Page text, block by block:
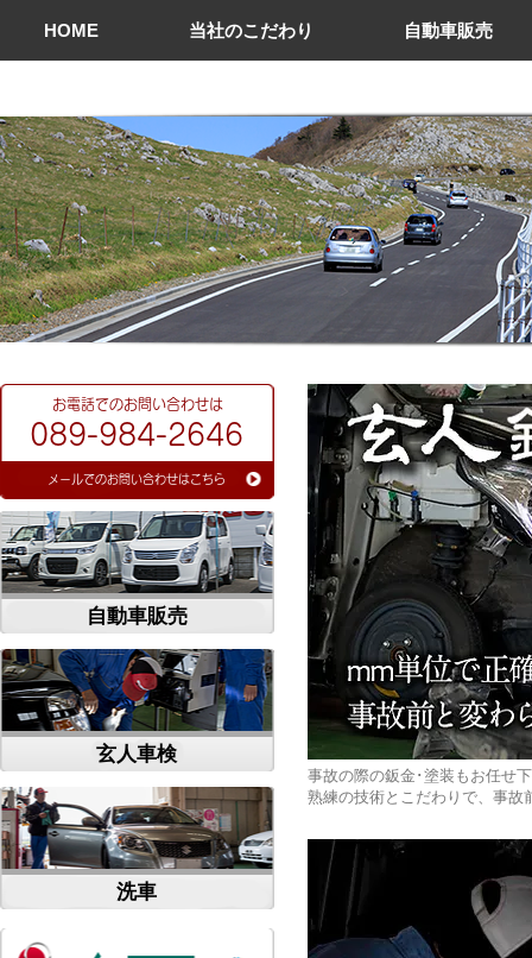
HOME 当社のこだわり 自動車販売
​メールでのお問い合わせはこちら
089-984-2646
​お電話でのお問い合わせは
自動車販売
玄人車検
洗車
事故の際の鈑金･塗装もお任せ
熟練の技術とこだわりで、事故